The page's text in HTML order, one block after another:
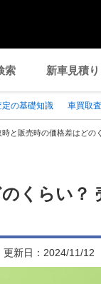
索 新車見積り
定の基礎知識 車買取
時と販売時の価格差はどの
くらい？
更新日： 2024/11/12